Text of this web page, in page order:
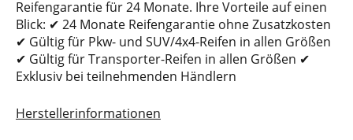
Reifengarantie für 24 Monate. Ihre Vorteile auf einen
Blick: ✔ 24 Monate Reifengarantie ohne Zusatzkosten
✔ Gültig für Pkw- und SUV/4x4-Reifen in allen Größen
✔ Gültig für Transporter-Reifen in allen Größen ✔
Exklusiv bei teilnehmenden Händlern
Herstellerinformationen